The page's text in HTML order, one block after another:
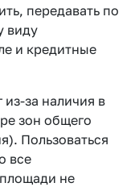
передавать по
виду
и кредитные
за наличия в
зон общего
Пользоваться
все
не